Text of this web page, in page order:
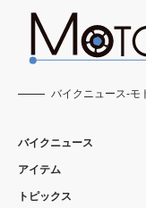
バイクニュース-モ
バイクニュース
アイテム
トピックス